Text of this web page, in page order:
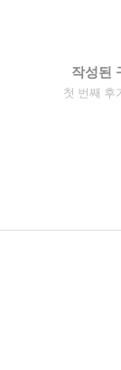
작성된
첫 번째 후